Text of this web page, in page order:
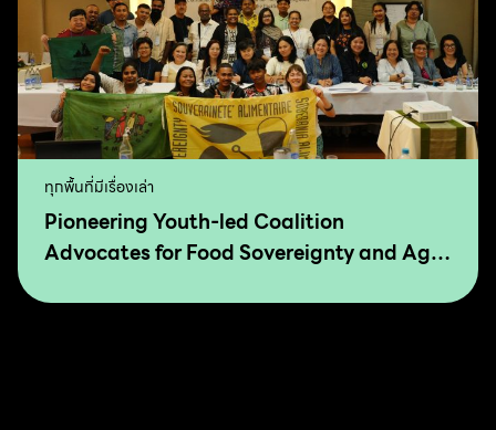
ทุกพื้นที่มีเรื่องเล่า
Pioneering Youth-led Coalition
Advocates for Food Sovereignty and Agro